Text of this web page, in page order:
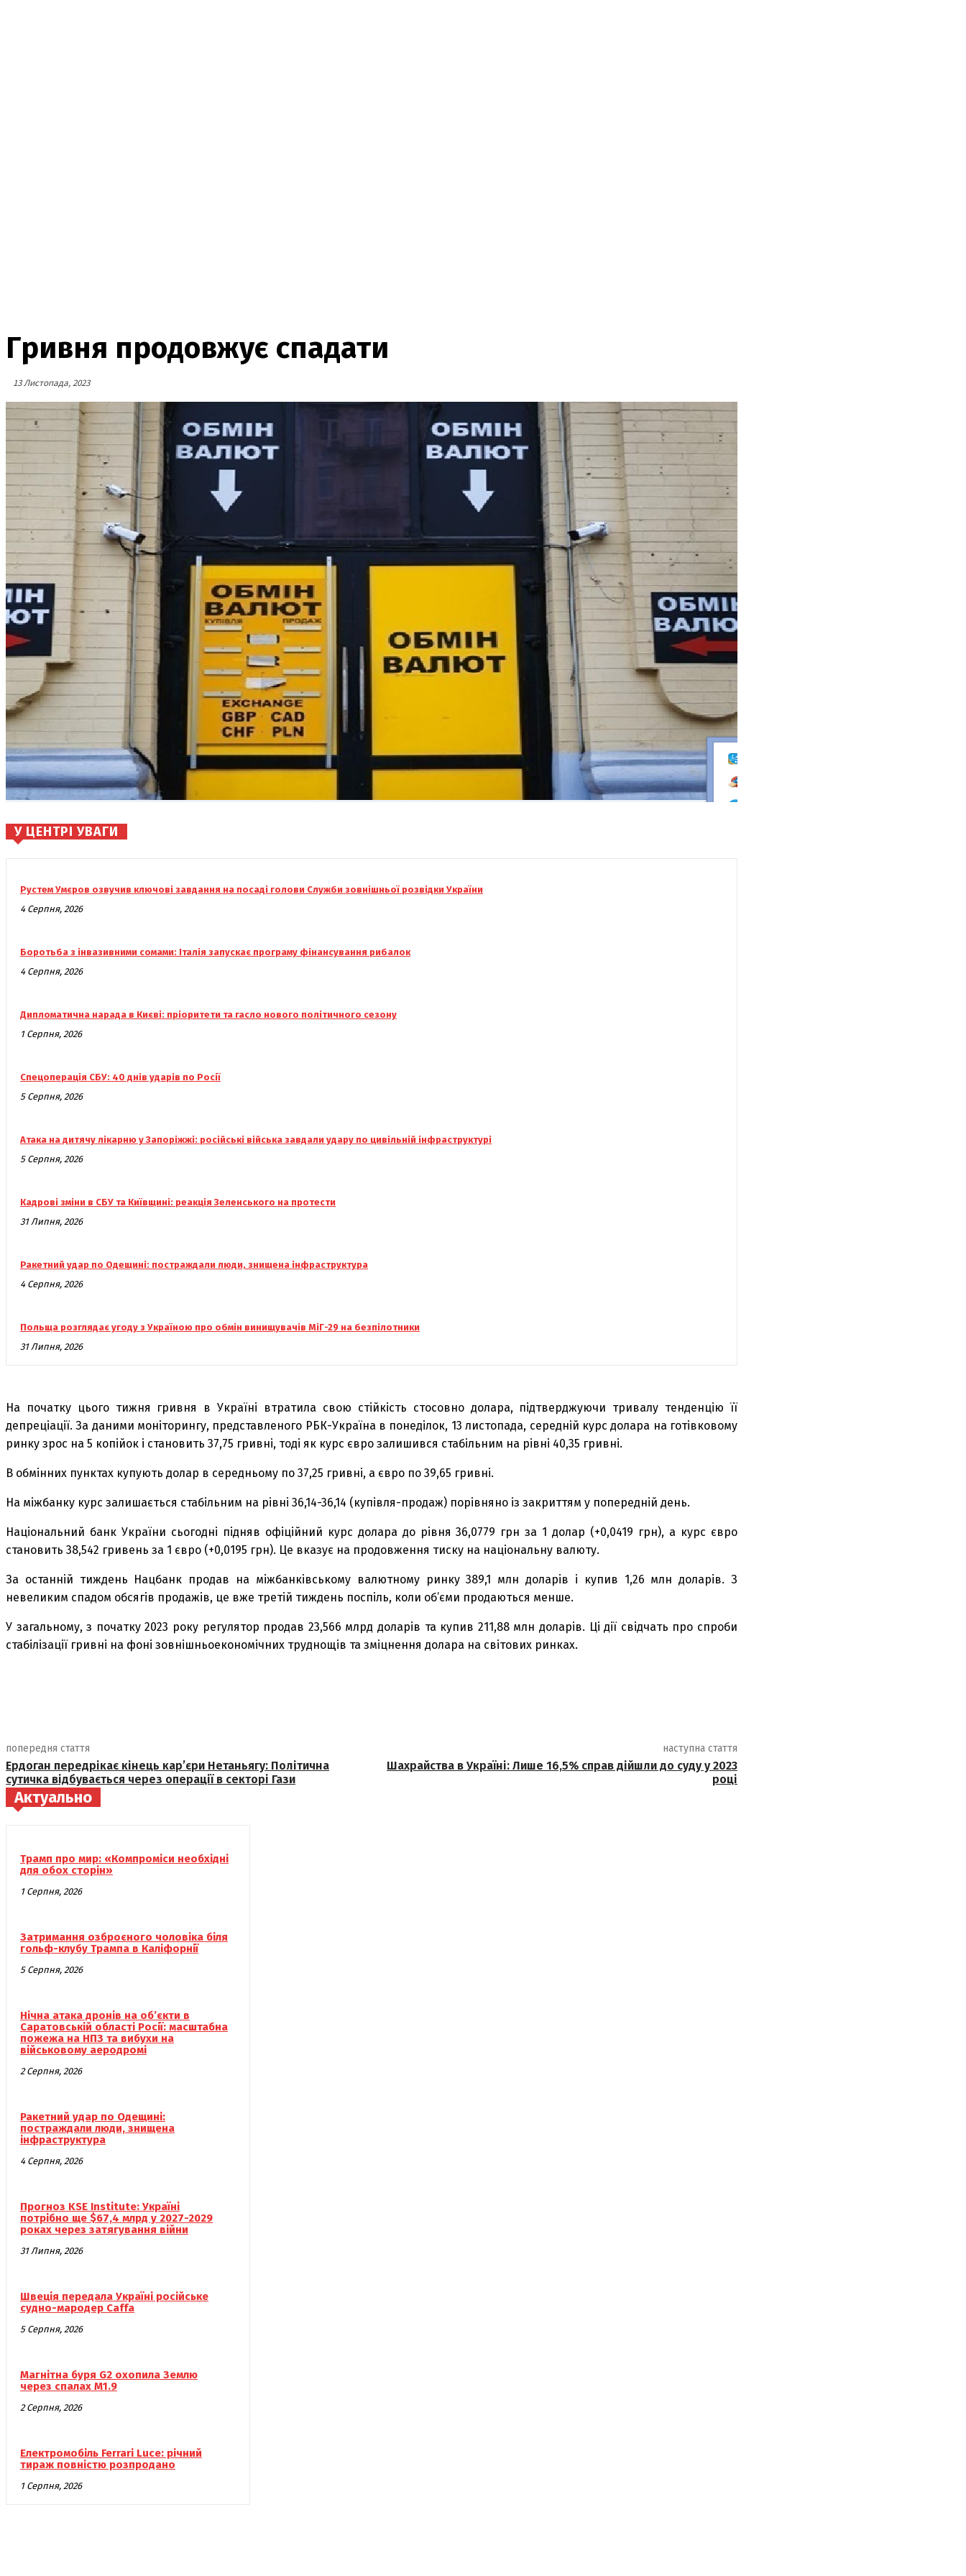
Гривня продовжує спадати
13 Листопада, 2023
У ЦЕНТРІ УВАГИ
Рустем Умєров озвучив ключові завдання на посаді голови Служби зовнішньої розвідки України
4 Серпня, 2026
Боротьба з інвазивними сомами: Італія запускає програму фінансування рибалок
4 Серпня, 2026
Дипломатична нарада в Києві: пріоритети та гасло нового політичного сезону
1 Серпня, 2026
Спецоперація СБУ: 40 днів ударів по Росії
5 Серпня, 2026
Атака на дитячу лікарню у Запоріжжі: російські війська завдали удару по цивільній інфраструктурі
5 Серпня, 2026
Кадрові зміни в СБУ та Київщині: реакція Зеленського на протести
31 Липня, 2026
Ракетний удар по Одещині: постраждали люди, знищена інфраструктура
4 Серпня, 2026
Польща розглядає угоду з Україною про обмін винищувачів МіГ-29 на безпілотники
31 Липня, 2026
На початку цього тижня гривня в Україні втратила свою стійкість стосовно долара, підтверджуючи тривалу тенденцію її
депреціації. За даними моніторингу, представленого РБК-Україна в понеділок, 13 листопада, середній курс долара на готівковому
ринку зрос на 5 копійок і становить 37,75 гривні, тоді як курс євро залишився стабільним на рівні 40,35 гривні.
В обмінних пунктах купують долар в середньому по 37,25 гривні, а євро по 39,65 гривні.
На міжбанку курс залишається стабільним на рівні 36,14-36,14 (купівля-продаж) порівняно із закриттям у попередній день.
Національний банк України сьогодні підняв офіційний курс долара до рівня 36,0779 грн за 1 долар (+0,0419 грн), а курс євро
становить 38,542 гривень за 1 євро (+0,0195 грн). Це вказує на продовження тиску на національну валюту.
За останній тиждень Нацбанк продав на міжбанківському валютному ринку 389,1 млн доларів і купив 1,26 млн доларів. З
невеликим спадом обсягів продажів, це вже третій тиждень поспіль, коли об’єми продаються менше.
У загальному, з початку 2023 року регулятор продав 23,566 млрд доларів та купив 211,88 млн доларів. Ці дії свідчать про спроби
стабілізації гривні на фоні зовнішньоекономічних труднощів та зміцнення долара на світових ринках.
попередня стаття
Ердоган передрікає кінець кар’єри Нетаньягу: Політична
сутичка відбувається через операції в секторі Гази
наступна стаття
Шахрайства в Україні: Лише 16,5% справ дійшли до суду у 2023
році
Актуально
Трамп про мир: «Компроміси необхідні
для обох сторін»
1 Серпня, 2026
Затримання озброєного чоловіка біля
гольф-клубу Трампа в Каліфорнії
5 Серпня, 2026
Нічна атака дронів на об’єкти в
Саратовській області Росії: масштабна
пожежа на НПЗ та вибухи на
військовому аеродромі
2 Серпня, 2026
Ракетний удар по Одещині:
постраждали люди, знищена
інфраструктура
4 Серпня, 2026
Прогноз KSE Institute: Україні
потрібно ще $67,4 млрд у 2027-2029
роках через затягування війни
31 Липня, 2026
Швеція передала Україні російське
судно-мародер Caffa
5 Серпня, 2026
Магнітна буря G2 охопила Землю
через спалах M1.9
2 Серпня, 2026
Електромобіль Ferrari Luce: річний
тираж повністю розпродано
1 Серпня, 2026